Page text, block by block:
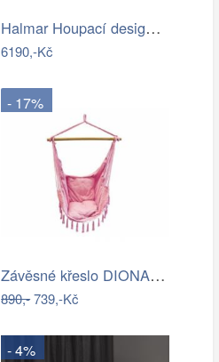
Halmar Houpací designové křeslo Indigo,…
6190,-Kč
- 17%
Závěsné křeslo DIONA starorůžová
890,-739,-Kč
- 4%